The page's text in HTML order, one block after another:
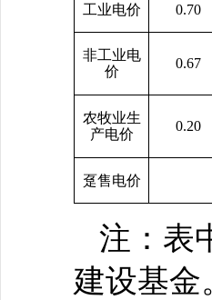
工业电价 0.70
非工业电
价
0.67
农牧业生
产电价
0.20
趸售电价
注：表
建设基金